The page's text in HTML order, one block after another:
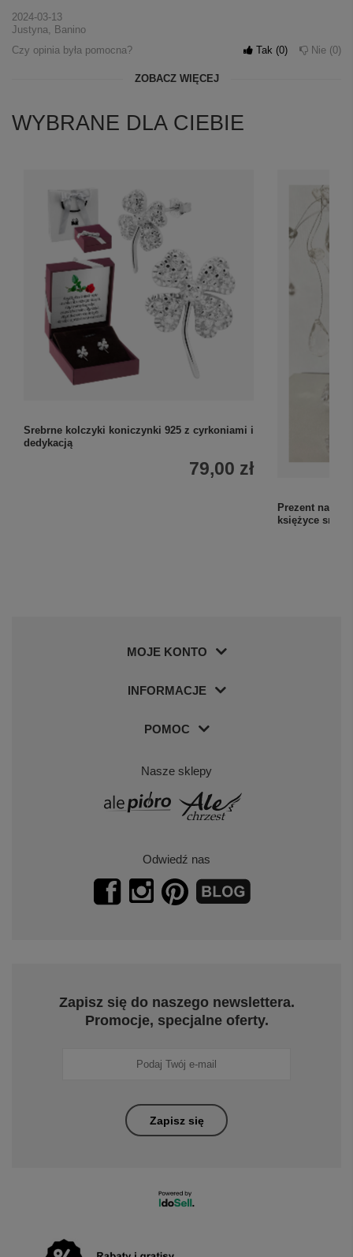
2024-03-13
Justyna, Banino
Czy opinia była pomocna?
Tak 0 Nie 0
ZOBACZ WIĘCEJ
WYBRANE DLA CIEBIE
Srebrne kolczyki koniczynki 925 z cyrkoniami i
dedykacją
79,00 zł
Prezent na
księżyce
MOJE KONTO
INFORMACJE
POMOC
Nasze sklepy
Odwiedź nas
Zapisz się do naszego newslettera.
Promocje, specjalne oferty.
Zapisz się